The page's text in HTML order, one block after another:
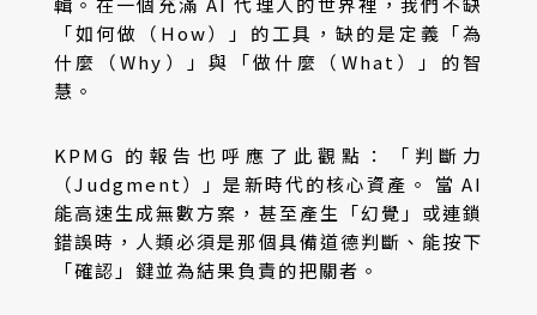
「如何做（How）」的工具，缺的是定義「為
什麼（Why）」與「做什麼（What）」的智
慧。
KPMG 的報告也呼應了此觀點：「判斷力
（Judgment）」是新時代的核心資產。 當 AI
能高速生成無數方案，甚至產生「幻覺」或連鎖
錯誤時，人類必須是那個具備道德判斷、能按下
「確認」鍵並為結果負責的把關者。